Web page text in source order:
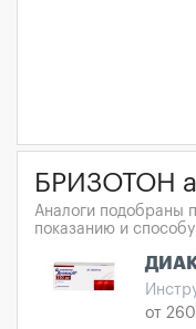
БРИЗОТОН
Аналоги подобраны
показанию и
от